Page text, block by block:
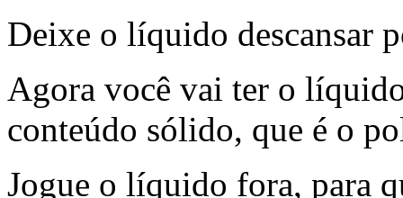
Deixe o líquido descansar
Agora você vai ter o
conteúdo sólido, que é o
Jogue o líquido fora, para